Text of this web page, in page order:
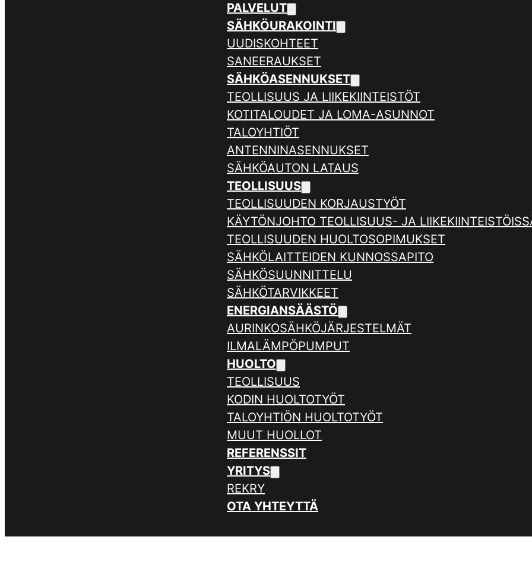
PALVELUT
SÄHKÖURAKOINTI
UUDISKOHTEET
SANEERAUKSET
SÄHKÖASENNUKSET
TEOLLISUUS JA LIIKEKIINTEISTÖT
KOTITALOUDET JA LOMA-ASUNNOT
TALOYHTIÖT
ANTENNINASENNUKSET
SÄHKÖAUTON LATAUS
TEOLLISUUS
TEOLLISUUDEN KORJAUSTYÖT
KÄYTÖNJOHTO TEOLLISUUS- JA
TEOLLISUUDEN HUOLTOSOPIMUKSET
SÄHKÖLAITTEIDEN KUNNOSSAPITO
SÄHKÖSUUNNITTELU
SÄHKÖTARVIKKEET
ENERGIANSÄÄSTÖ
AURINKOSÄHKÖJÄRJESTELMÄT
ILMALÄMPÖPUMPUT
HUOLTO
TEOLLISUUS
KODIN HUOLTOTYÖT
TALOYHTIÖN HUOLTOTYÖT
MUUT HUOLLOT
REFERENSSIT
YRITYS
REKRY
OTA YHTEYTTÄ